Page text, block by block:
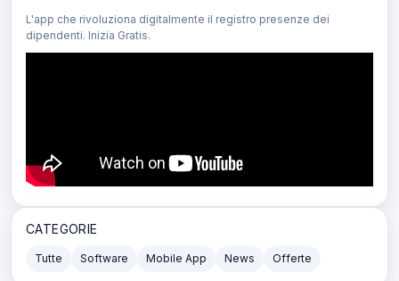
L'app che rivoluziona digitalmente il registro presenze dei
dipendenti. Inizia Gratis.
CATEGORIE
Tutte Software Mobile App News Offerte